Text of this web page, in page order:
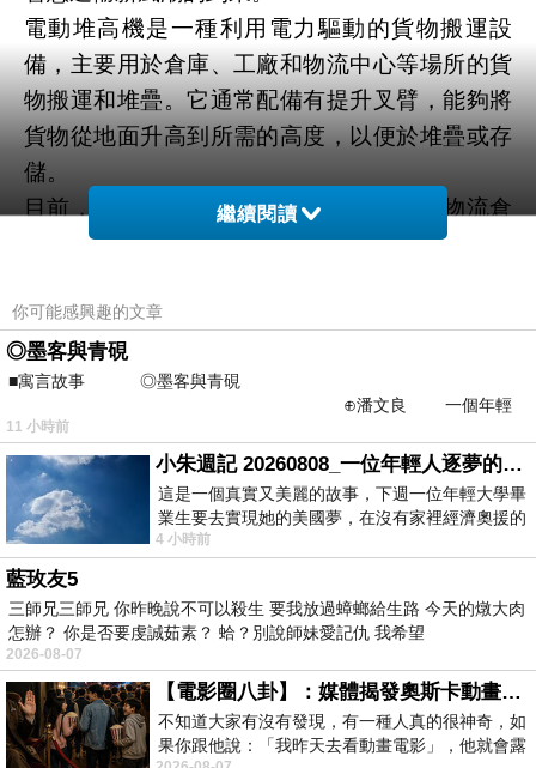
電動堆高機是一種利用電力驅動的貨物搬運設
備，主要用於倉庫、工廠和物流中心等場所的貨
物搬運和堆疊。它通常配備有提升叉臂，能夠將
貨物從地面升高到所需的高度，以便於堆疊或存
儲。
目前，電動堆高機廣泛應用於各個行業的物流倉
儲作業中。在倉儲管理方面，電動堆高機被用於
物處理效率和作業安全性。在製造業中，它被用
於原材料和成品的運輸，協助生產線的流暢運
作。在電商物流領域，電動堆高機用於貨物的分
類、分揀和包裝，加速了訂單處理速度，提升了
客戶滿意度。此外，電動堆高機還常見於超市和
商場，用於貨架的補貨和整理，為商品上架提供
了便利。
總的來說，電動堆高機作為物流倉儲的智慧搬運
良伴，為各行各業的貨物搬運提供了高效、便捷
的解決方案，推動了物流行業的發展和進步。
電動堆高機是一種以電力為動力源，主要用於貨
物搬運、堆疊和存儲的物流設備。它擁有調節高
度的功能，可將貨物提升到所需位置，並通過操
繼續閱讀
你可能感興趣的文章
◎墨客與青硯
■寓言故事 ◎墨客與青硯
⊕潘文良 一個年輕
的墨客，在京城的古玩肆裡
11 小時前
小朱週記 20260808_一位年輕人逐夢的真實故事
這是一個真實又美麗的故事，下週一位年輕大學畢
業生要去實現她的美國夢，在沒有家裡經濟奧援的
情況下，靠著自我努力工作累積出國基
4 小時前
藍玫友5
三師兄三師兄 你昨晚說不可以殺生 要我放過蟑螂給生路 今天的燉大肉
怎辦？ 你是否要虔誠茹素？ 蛤？別說師妹愛記仇 我希望
2026-08-07
【電影圈八卦】：媒體揭發奧斯卡動畫項目投票醜聞！好萊塢為什麼看不起動畫電影？
不知道大家有沒有發現，有一種人真的很神奇，如
果你跟他說：「我昨天去看動畫電影」，他就會露